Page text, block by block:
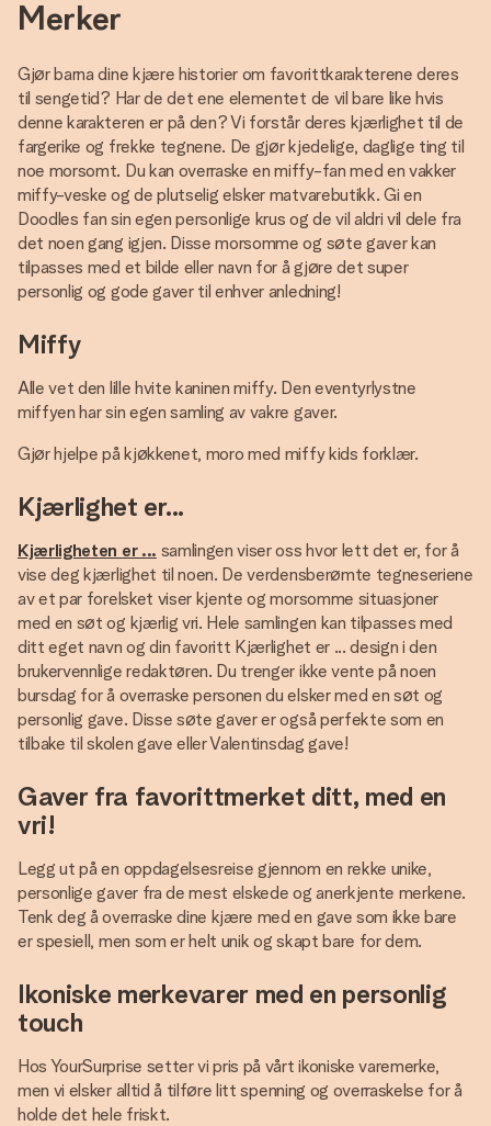
Merker
Gjør barna dine kjære historier om favorittkarakterene deres
til sengetid? Har de det ene elementet de vil bare like hvis
denne karakteren er på den? Vi forstår deres kjærlighet til de
fargerike og frekke tegnene. De gjør kjedelige, daglige ting til
noe morsomt. Du kan overraske en miffy-fan med en vakker
miffy-veske og de plutselig elsker matvarebutikk. Gi en
Doodles fan sin egen personlige krus og de vil aldri vil dele fra
det noen gang igjen. Disse morsomme og søte gaver kan
tilpasses med et bilde eller navn for å gjøre det super
personlig og gode gaver til enhver anledning!
Miffy
Alle vet den lille hvite kaninen miffy. Den eventyrlystne
miffyen har sin egen samling av vakre gaver.
Gjør hjelpe på kjøkkenet, moro med miffy kids forklær.
Kjærlighet er...
Kjærligheten er ... samlingen viser oss hvor lett det er, for å
vise deg kjærlighet til noen. De verdensberømte tegneseriene
av et par forelsket viser kjente og morsomme situasjoner
med en søt og kjærlig vri. Hele samlingen kan tilpasses med
ditt eget navn og din favoritt Kjærlighet er ... design i den
brukervennlige redaktøren. Du trenger ikke vente på noen
bursdag for å overraske personen du elsker med en søt og
personlig gave. Disse søte gaver er også perfekte som en
tilbake til skolen gave eller Valentinsdag gave!
Gaver fra favorittmerket ditt, med en
vri!
Legg ut på en oppdagelsesreise gjennom en rekke unike,
personlige gaver fra de mest elskede og anerkjente merkene.
Tenk deg å overraske dine kjære med en gave som ikke bare
er spesiell, men som er helt unik og skapt bare for dem.
Ikoniske merkevarer med en personlig
touch
Hos YourSurprise setter vi pris på vårt ikoniske varemerke,
men vi elsker alltid å tilføre litt spenning og overraskelse for å
holde det hele friskt.